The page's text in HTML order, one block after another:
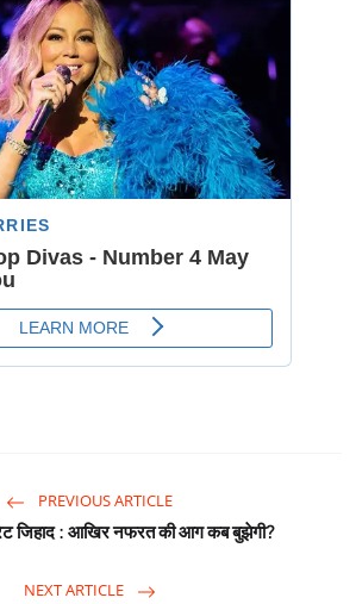
PREVIOUS ARTICLE
जिहाद : आखिर नफरत की आग कब बुझेगी?
NEXT ARTICLE